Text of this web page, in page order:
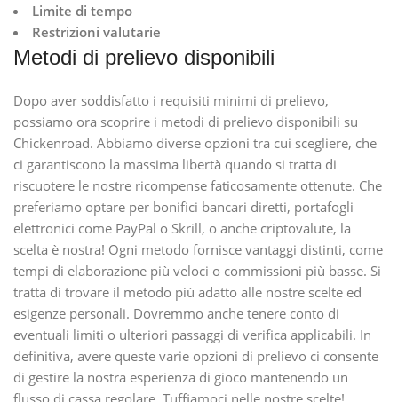
Limite di tempo
Restrizioni valutarie
Metodi di prelievo disponibili
Dopo aver soddisfatto i requisiti minimi di prelievo,
possiamo ora scoprire i metodi di prelievo disponibili su
Chickenroad. Abbiamo diverse opzioni tra cui scegliere, che
ci garantiscono la massima libertà quando si tratta di
riscuotere le nostre ricompense faticosamente ottenute. Che
preferiamo optare per bonifici bancari diretti, portafogli
elettronici come PayPal o Skrill, o anche criptovalute, la
scelta è nostra! Ogni metodo fornisce vantaggi distinti, come
tempi di elaborazione più veloci o commissioni più basse. Si
tratta di trovare il metodo più adatto alle nostre scelte ed
esigenze personali. Dovremmo anche tenere conto di
eventuali limiti o ulteriori passaggi di verifica applicabili. In
definitiva, avere queste varie opzioni di prelievo ci consente
di gestire la nostra esperienza di gioco mantenendo un